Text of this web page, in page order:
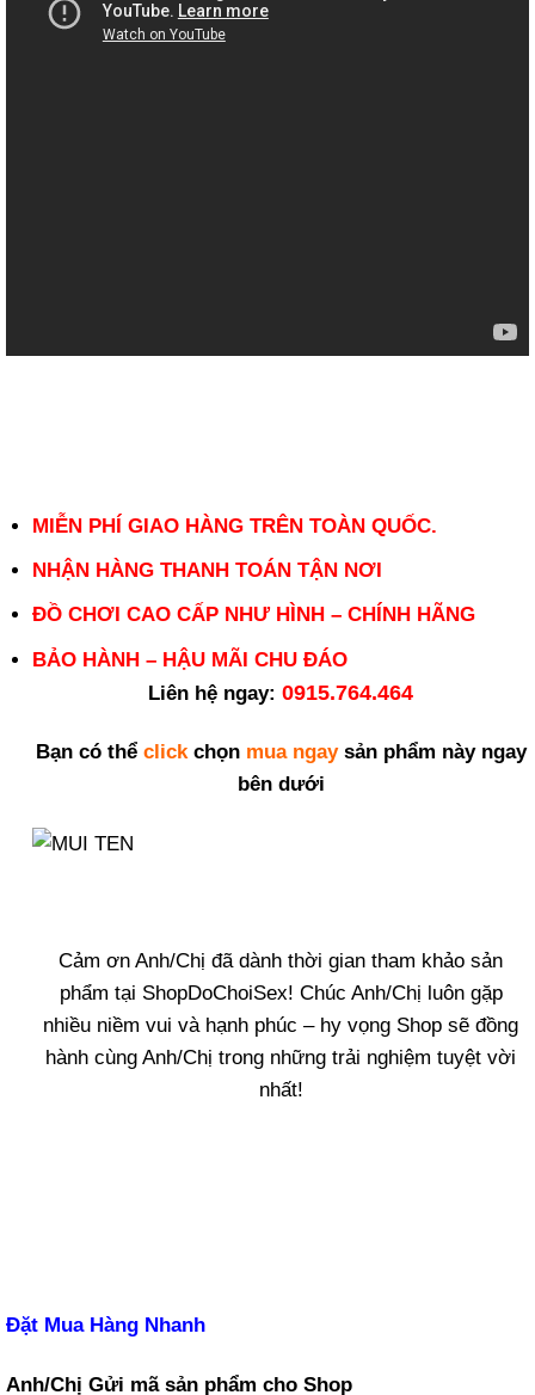
MIỄN PHÍ GIAO HÀNG TRÊN TOÀN QUỐC.
NHẬN HÀNG THANH TOÁN TẬN NƠI
ĐỒ CHƠI CAO CẤP NHƯ HÌNH – CHÍNH HÃNG
BẢO HÀNH – HẬU MÃI CHU ĐÁO
Liên hệ ngay:0915.764.464
Bạn có thể clickchọn mua ngaysản phẩm này ngay
bên dưới
Cảm ơn Anh/Chị đã dành thời gian tham khảo sản
phẩm tại ShopDoChoiSex! Chúc Anh/Chị luôn gặp
nhiều niềm vui và hạnh phúc – hy vọng Shop sẽ đồng
hành cùng Anh/Chị trong những trải nghiệm tuyệt vời
nhất!
Đặt Mua Hàng Nhanh
Anh/Chị Gửi mã sản phẩm cho Shop